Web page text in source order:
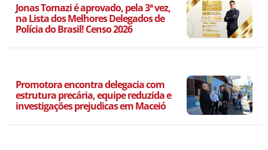
Jonas Tomazi é aprovado, pela 3ª vez,
na Lista dos Melhores Delegados de
Polícia do Brasil! Censo 2026
Promotora encontra delegacia com
estrutura precária, equipe reduzida e
investigações prejudicas em Maceió